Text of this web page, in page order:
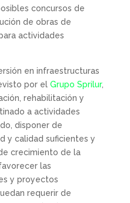
concursos de
de obras de
actividades
en infraestructuras
por el Grupo Sprilur,
rehabilitación y
a actividades
disponer de
y calidad suficientes y
crecimiento de la
las
y proyectos
requerir de